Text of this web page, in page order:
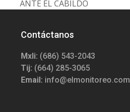
post:
ANTE EL CABILDO
Contáctanos
Mxli: (686) 543-2043
Tij: (664) 285-3065
Email: info@elmonitoreo.com